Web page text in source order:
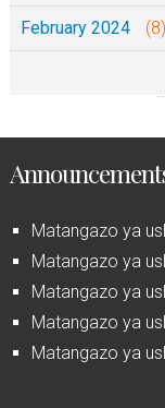
February 2024 (8)
Matangazo ya
Matangazo ya
Matangazo ya
Matangazo ya
Matangazo ya